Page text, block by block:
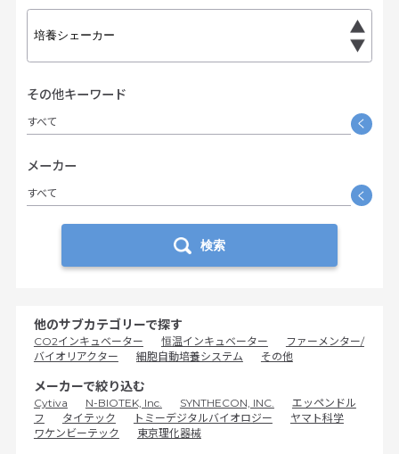
その他キーワード
すべて く
メーカー
すべて く
検索
他のサブカテゴリーで探す
CO2インキュベーター 恒温インキュベーター
ファーメンター/
バイオリアクター
細胞自動培養システム その他
メーカーで絞り込む
Cytiva N-BIOTEK, Inc. SYNTHECON, INC.
エッペンドル
フ
タイテック トミーデジタルバイオロジー
ヤマト科学
ワケンビーテック
東京理化器械